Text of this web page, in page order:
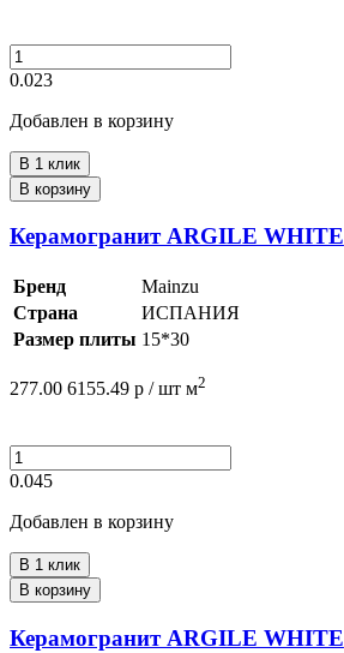
0.023
Добавлен в корзину
В 1 клик
В корзину
Керамогранит ARGILE WHITE
Бренд
Mainzu
Страна
ИСПАНИЯ
Размер плиты 15*30
277.00 6155.49 р / шт м2
0.045
Добавлен в корзину
В 1 клик
В корзину
Керамогранит ARGILE WHITE